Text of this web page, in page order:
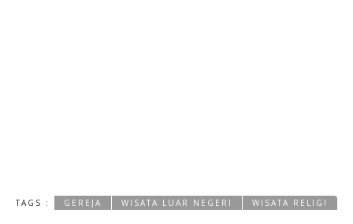
TAGS : GEREJA WISATA LUAR NEGERI WISATA RELIGI